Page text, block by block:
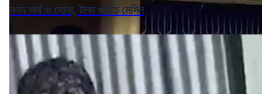
নগদ অর্থ ও সোনা, টাকা গুনতে মেসিন